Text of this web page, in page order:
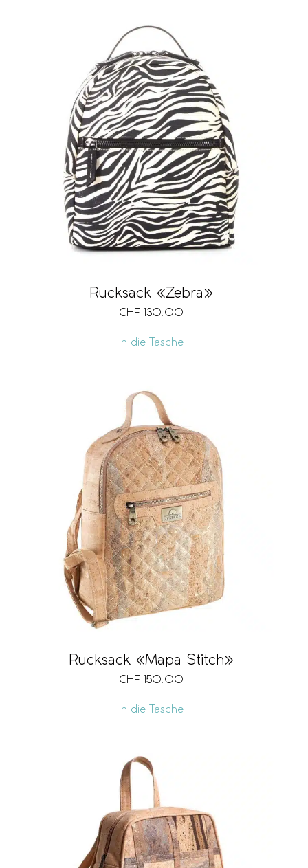
Rucksack «Zebra»
CHF 130.00
In die Tasche
Rucksack «Mapa Stitch»
CHF 150.00
In die Tasche